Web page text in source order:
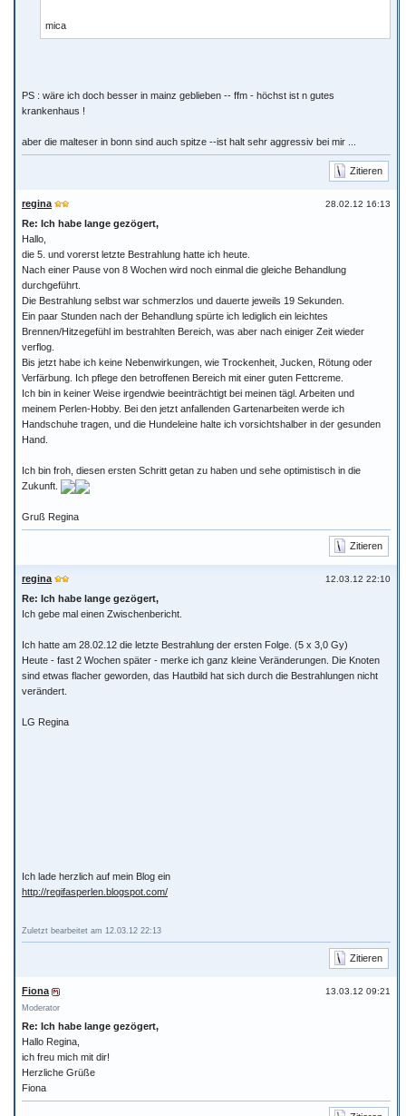
mica
PS : wäre ich doch besser in mainz geblieben -- ffm - höchst ist n gutes
krankenhaus !
aber die malteser in bonn sind auch spitze --ist halt sehr aggressiv bei mir ...
Zitieren
28.02.12 16:13
regina
Re: Ich habe lange gezögert,
Hallo,
die 5. und vorerst letzte Bestrahlung hatte ich heute.
Nach einer Pause von 8 Wochen wird noch einmal die gleiche Behandlung
durchgeführt.
Die Bestrahlung selbst war schmerzlos und dauerte jeweils 19 Sekunden.
Ein paar Stunden nach der Behandlung spürte ich lediglich ein leichtes
Brennen/Hitzegefühl im bestrahlten Bereich, was aber nach einiger Zeit wieder
verflog.
Bis jetzt habe ich keine Nebenwirkungen, wie Trockenheit, Jucken, Rötung oder
Verfärbung. Ich pflege den betroffenen Bereich mit einer guten Fettcreme.
Ich bin in keiner Weise irgendwie beeinträchtigt bei meinen tägl. Arbeiten und
meinem Perlen-Hobby. Bei den jetzt anfallenden Gartenarbeiten werde ich
Handschuhe tragen, und die Hundeleine halte ich vorsichtshalber in der gesunden
Hand.
Ich bin froh, diesen ersten Schritt getan zu haben und sehe optimistisch in die
Zukunft.
Gruß Regina
Zitieren
12.03.12 22:10
regina
Re: Ich habe lange gezögert,
Ich gebe mal einen Zwischenbericht.
Ich hatte am 28.02.12 die letzte Bestrahlung der ersten Folge. (5 x 3,0 Gy)
Heute - fast 2 Wochen später - merke ich ganz kleine Veränderungen. Die Knoten
sind etwas flacher geworden, das Hautbild hat sich durch die Bestrahlungen nicht
verändert.
LG Regina
Ich lade herzlich auf mein Blog ein
http://regifasperlen.blogspot.com/
Zuletzt bearbeitet am 12.03.12 22:13
Zitieren
13.03.12 09:21
Fiona
Moderator
Re: Ich habe lange gezögert,
Hallo Regina,
ich freu mich mit dir!
Herzliche Grüße
Fiona